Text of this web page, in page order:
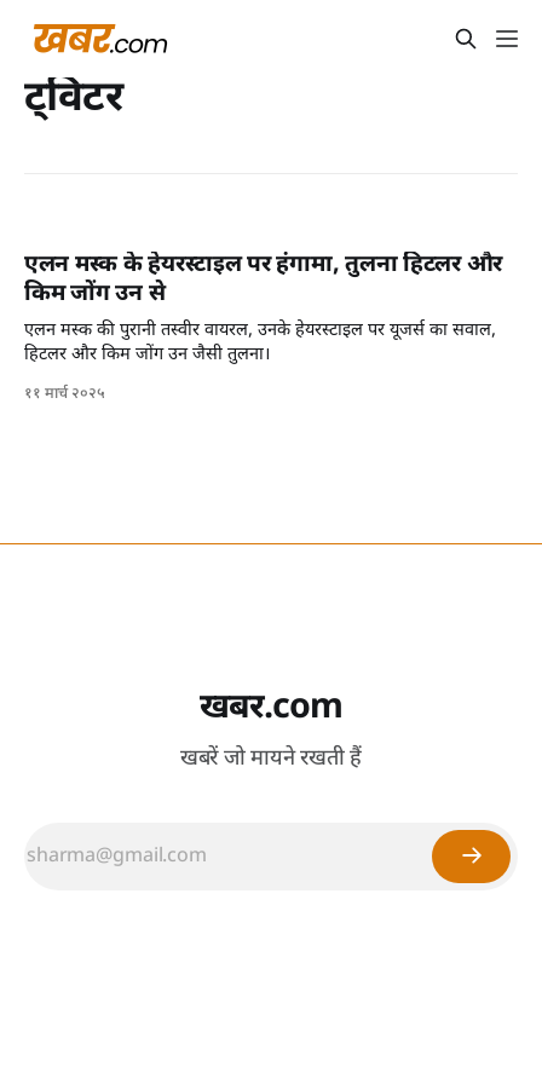
ट्विटर
एलन मस्क के हेयरस्टाइल पर हंगामा, तुलना हिटलर और
किम जोंग उन से
एलन मस्क की पुरानी तस्वीर वायरल, उनके हेयरस्टाइल पर यूजर्स का सवाल,
हिटलर और किम जोंग उन जैसी तुलना।
११ मार्च २०२५
खबर.com
खबरें जो मायने रखती हैं